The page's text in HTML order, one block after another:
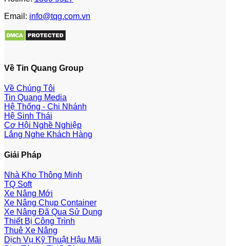
Email: info@tqg.com.vn
Về Tin Quang Group
Về Chúng Tôi
Tin Quang Media
Hệ Thống - Chi Nhánh
Hệ Sinh Thái
Cơ Hội Nghề Nghiệp
Lắng Nghe Khách Hàng
Giải Pháp
Nhà Kho Thông Minh
TQ Soft
Xe Nâng Mới
Xe Nâng Chụp Container
Xe Nâng Đã Qua Sử Dụng
Thiết Bị Công Trình
Thuê Xe Nâng
Dịch Vụ Kỹ Thuật Hậu Mãi